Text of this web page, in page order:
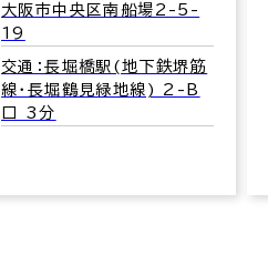
大阪市中央区南船場4-11-
16
交通：心斎橋駅(地下鉄御堂
筋線･長堀鶴見緑地線) 3番
口 3分